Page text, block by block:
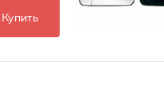
Купить